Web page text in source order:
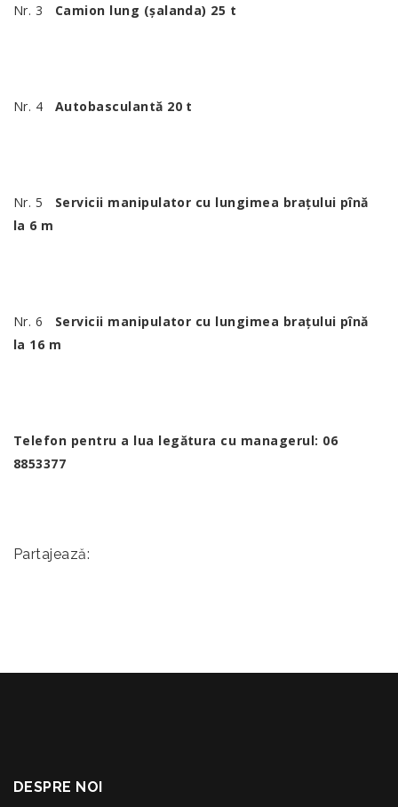
Nr. 3 Camion lung (șalanda) 25 t
Nr. 4 Autobasculantă 20 t
Nr. 5 Servicii manipulator cu lungimea brațului pînă
la 6 m
Nr. 6 Servicii manipulator cu lungimea brațului pînă
la 16 m
Telefon pentru a lua legătura cu managerul: 06
8853377
Partajează:
DESPRE NOI